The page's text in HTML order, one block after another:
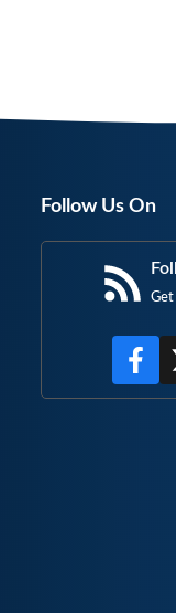
Follow Us On
Get